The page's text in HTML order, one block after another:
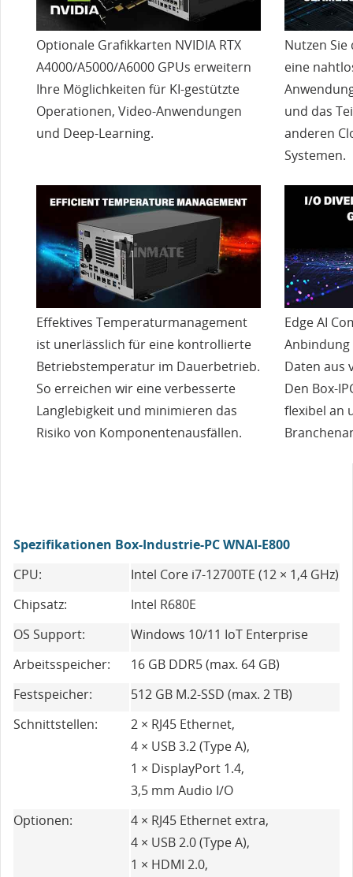
Optionale Grafikkarten NVIDIA RTX
A4000/A5000/A6000 GPUs erweitern
Ihre Möglichkeiten für KI-gestützte
Operationen, Video-Anwendungen
und Deep-Learning.
Nutzen
eine
und das
anderen
Systemen.
Effektives Temperaturmanagement
ist unerlässlich für eine kontrollierte
Betriebstemperatur im Dauerbetrieb.
So erreichen wir eine verbesserte
Langlebigkeit und minimieren das
Risiko von Komponentenausfällen.
Edge AI
Daten aus
Den Box-
flexibel an
Spezifikationen Box-Industrie-PC WNAI-E800
CPU:
Intel Core i7-12700TE (12 × 1,4 GHz)
Chipsatz:
Intel R680E
OS Support:
Windows 10/11 IoT Enterprise
Arbeitsspeicher:
16 GB DDR5 (max. 64 GB)
Festspeicher:
512 GB M.2-SSD (max. 2 TB)
Schnittstellen:
2 × RJ45 Ethernet,
4 × USB 3.2 (Type A),
1 × DisplayPort 1.4,
3,5 mm Audio I/O
Optionen:
4 × RJ45 Ethernet extra,
4 × USB 2.0 (Type A),
1 × HDMI 2.0,